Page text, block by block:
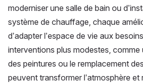
moderniser une salle de bain ou
système de chauffage, chaque
d’adapter l’espace de vie aux
interventions plus modestes,
des peintures ou le remplacement
peuvent transformer l’atmosphère